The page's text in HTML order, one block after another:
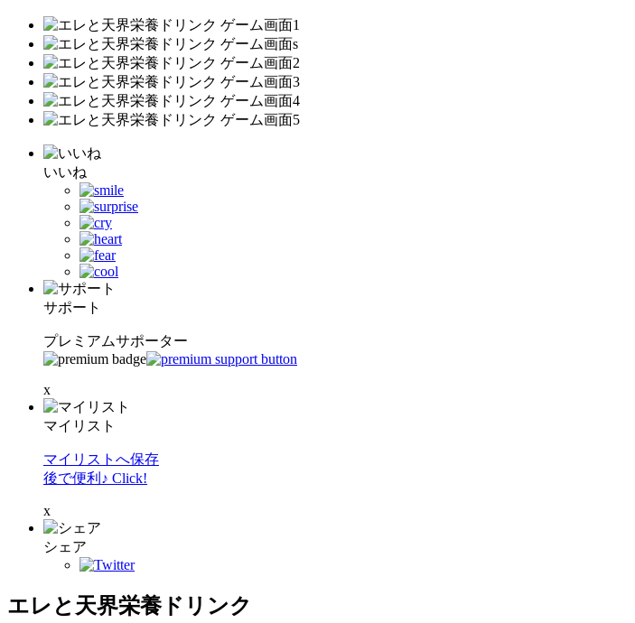
いいね
サポート
プレミアムサポーター
x
マイリスト
マイリストへ保存
後で便利♪ Click!
x
シェア
エレと天界栄養ドリンク